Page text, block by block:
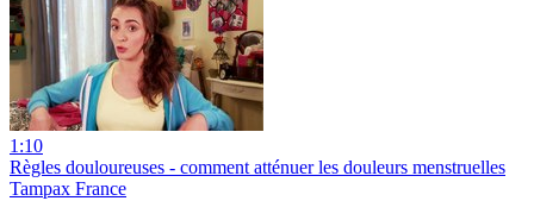
1:10
Règles douloureuses - comment atténuer les douleurs menstruelles
Tampax France